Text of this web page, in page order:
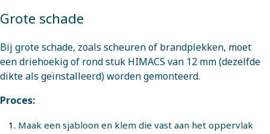
Grote schade
Bij grote schade, zoals scheuren of brandplekken, moet
een driehoekig of rond stuk HIMACS van 12 mm (dezelfde
dikte als geïnstalleerd) worden gemonteerd.
Proces:
Maak een sjabloon en klem die vast aan het oppervlak